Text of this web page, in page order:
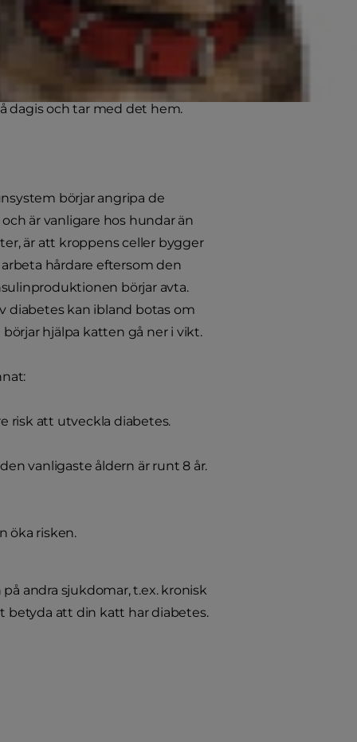
inte kan använda socker
som bildas i bukspottkörteln,
blodet till celler som behöver
dagis och tar med det hem.
börjar angripa de
är vanligare hos hundar än
är att kroppens celler bygger
hårdare eftersom den
börjar avta.
diabetes kan ibland botas om
hjälpa katten gå ner i vikt.
risk att utveckla diabetes.
vanligaste åldern är runt 8 år.
öka risken.
andra sjukdomar, t.ex. kronisk
betyda att din katt har diabetes.